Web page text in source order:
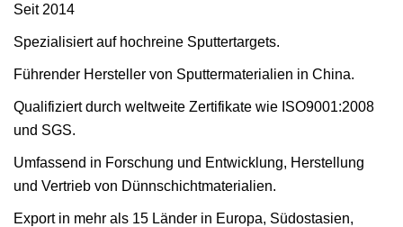
Seit 2014
Spezialisiert auf hochreine Sputtertargets.
Führender Hersteller von Sputtermaterialien in China.
Qualifiziert durch weltweite Zertifikate wie ISO9001:2008
und SGS.
Umfassend in Forschung und Entwicklung, Herstellung
und Vertrieb von Dünnschichtmaterialien.
Export in mehr als 15 Länder in Europa, Südostasien,